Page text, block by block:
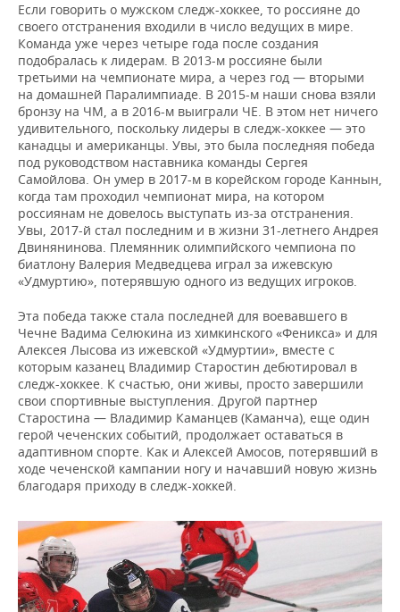
Если говорить о мужском следж-хоккее, то россияне до
своего отстранения входили в число ведущих в мире.
Команда уже через четыре года после создания
подобралась к лидерам. В 2013-м россияне были
третьими на чемпионате мира, а через год — вторыми
на домашней Паралимпиаде. В 2015-м наши снова взяли
бронзу на ЧМ, а в 2016-м выиграли ЧЕ. В этом нет ничего
удивительного, поскольку лидеры в следж-хоккее — это
канадцы и американцы. Увы, это была последняя победа
под руководством наставника команды Сергея
Самойлова. Он умер в 2017-м в корейском городе Каннын,
когда там проходил чемпионат мира, на котором
россиянам не довелось выступать из-за отстранения.
Увы, 2017-й стал последним и в жизни 31-летнего Андрея
Двинянинова. Племянник олимпийского чемпиона по
биатлону Валерия Медведцева играл за ижевскую
«Удмуртию», потерявшую одного из ведущих игроков.
Эта победа также стала последней для воевавшего в
Чечне Вадима Селюкина из химкинского «Феникса» и для
Алексея Лысова из ижевской «Удмуртии», вместе с
которым казанец Владимир Старостин дебютировал в
следж-хоккее. К счастью, они живы, просто завершили
свои спортивные выступления. Другой партнер
Старостина — Владимир Каманцев (Каманча), еще один
герой чеченских событий, продолжает оставаться в
адаптивном спорте. Как и Алексей Амосов, потерявший в
ходе чеченской кампании ногу и начавший новую жизнь
благодаря приходу в следж-хоккей.